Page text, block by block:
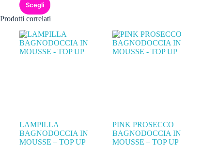
Scegli
Prodotti correlati
LAMPILLA
BAGNODOCCIA IN
MOUSSE – TOP UP
PINK PROSECCO
BAGNODOCCIA IN
MOUSSE – TOP UP